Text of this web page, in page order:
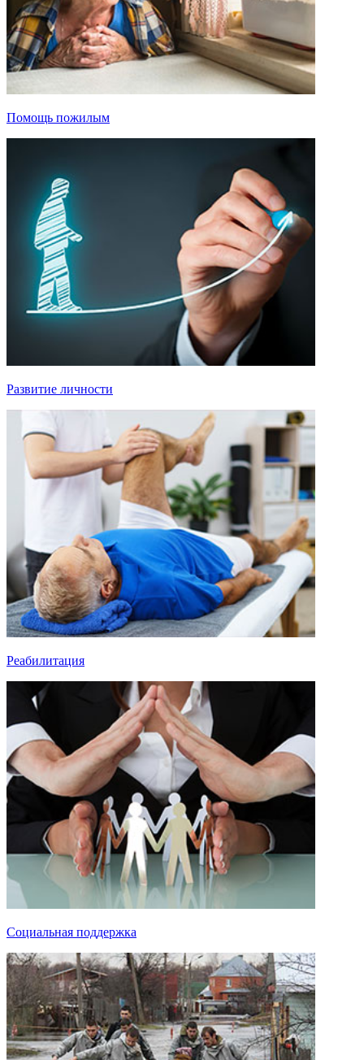
Помощь пожилым
Развитие личности
Реабилитация
Социальная поддержка